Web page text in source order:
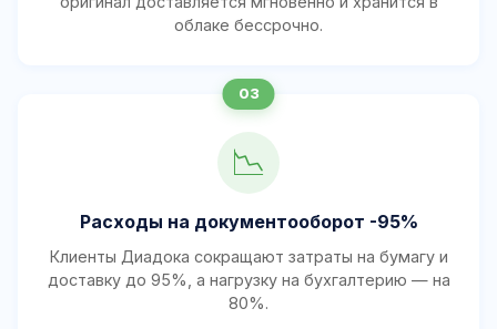
облаке бессрочно.
📉
Расходы на документооборот -95%
Клиенты Диадока сокращают затраты на бумагу и
доставку до 95%, а нагрузку на бухгалтерию — на
80%.